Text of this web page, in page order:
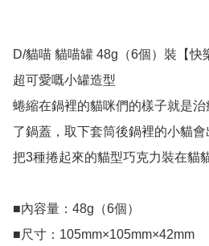
D/貓喵 貓喵罐 48g（6個）裝【快
超可愛嘅小罐造型
蜷縮在鍋裡的貓咪們的樣子就是
了鍋蓋，取下套筒後鍋裡的小貓會
把3種捲起來的貓型巧克力裝在貓
■內容量：48g（6個）
■尺寸：105mm×105mm×42mm